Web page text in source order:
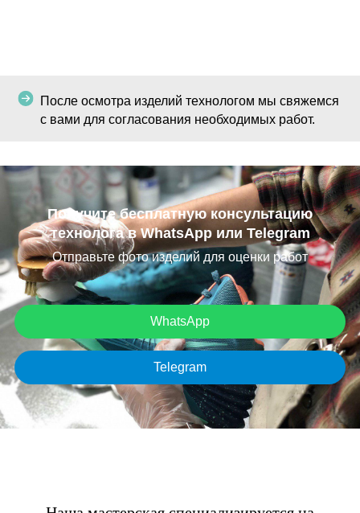
После осмотра изделий технологом мы свяжемся
с вами для согласования необходимых работ.
Получите бесплатную консультацию
технолога в WhatsApp или Telegram
Отправьте фото изделий для оценки работ
WhatsApp
Telegram